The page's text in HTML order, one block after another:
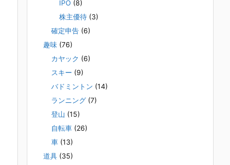
IPO (8)
株主優待 (3)
確定申告 (6)
趣味 (76)
カヤック (6)
スキー (9)
バドミントン (14)
ランニング (7)
登山 (15)
自転車 (26)
車 (13)
道具 (35)